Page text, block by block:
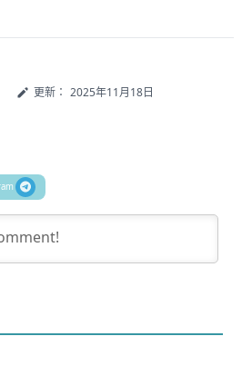
更新： 2025年11月18日